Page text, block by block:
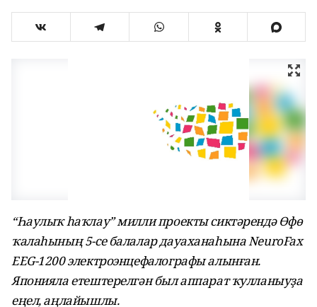
“Һаулыҡ һаҡлау” милли проекты сиктәрендә Өфө
ҡалаһының 5-се балалар дауаханаһынаNeuroFax
EEG-1200 электроэнцефалографы алынған.
Японияла етештерелгән был аппарат ҡулланыуҙа
еңел, аңлайышлы.